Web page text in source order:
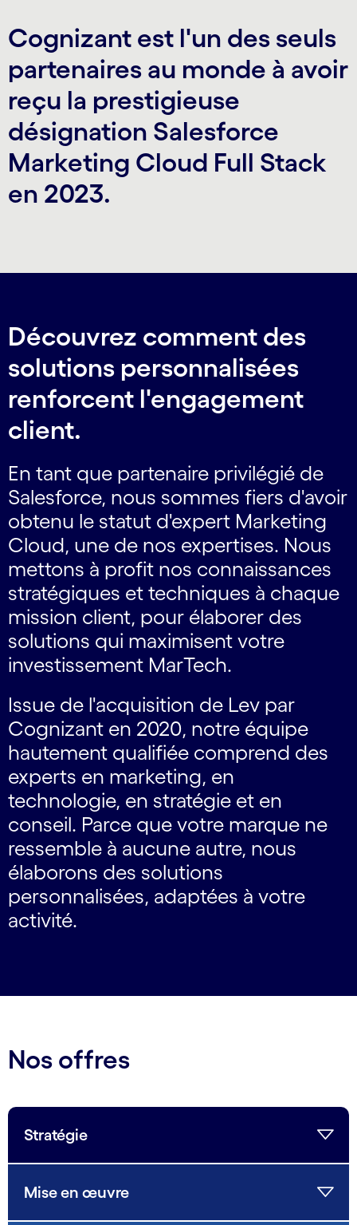
Cognizant est l'un des seuls
partenaires au monde à avoir
reçu la prestigieuse
désignation Salesforce
Marketing Cloud Full Stack
en 2023.
Découvrez comment des
solutions personnalisées
renforcent l'engagement
client.
En tant que partenaire privilégié de
Salesforce, nous sommes fiers d'avoir
obtenu le statut d'expert Marketing
Cloud, une de nos expertises. Nous
mettons à profit nos connaissances
stratégiques et techniques à chaque
mission client, pour élaborer des
solutions qui maximisent votre
investissement MarTech.
Issue de l'acquisition de Lev par
Cognizant en 2020, notre équipe
hautement qualifiée comprend des
experts en marketing, en
technologie, en stratégie et en
conseil. Parce que votre marque ne
ressemble à aucune autre, nous
élaborons des solutions
personnalisées, adaptées à votre
activité.
Nos offres
Stratégie
Mise en œuvre